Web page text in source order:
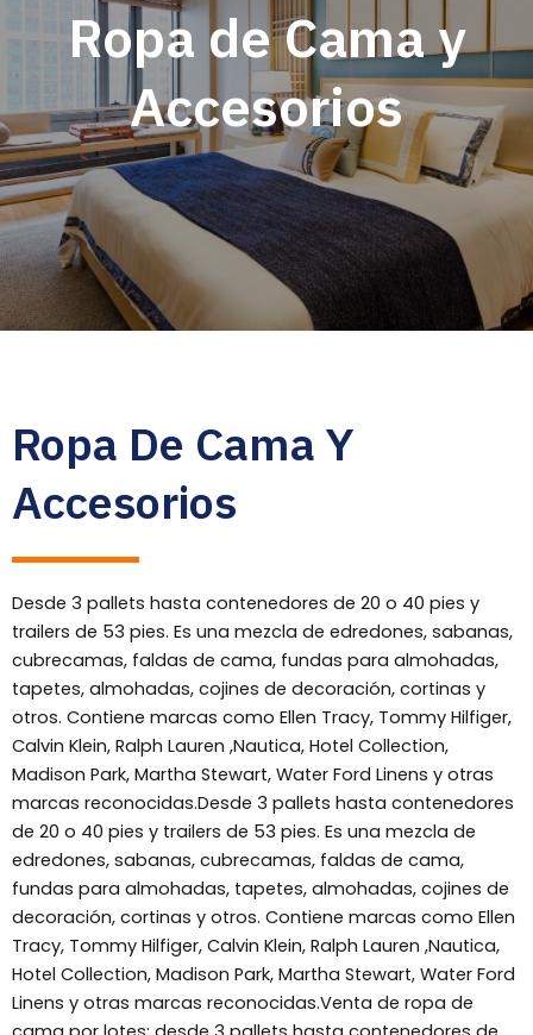
Ropa de Cama y
Accesorios
Ropa De Cama Y
Accesorios
Desde 3 pallets hasta contenedores de 20 o 40 pies y
trailers de 53 pies. Es una mezcla de edredones, sabanas,
cubrecamas, faldas de cama, fundas para almohadas,
tapetes, almohadas, cojines de decoración, cortinas y
otros. Contiene marcas como Ellen Tracy, Tommy Hilfiger,
Calvin Klein, Ralph Lauren ,Nautica, Hotel Collection,
Madison Park, Martha Stewart, Water Ford Linens y otras
marcas reconocidas.Desde 3 pallets hasta contenedores
de 20 o 40 pies y trailers de 53 pies. Es una mezcla de
edredones, sabanas, cubrecamas, faldas de cama,
fundas para almohadas, tapetes, almohadas, cojines de
decoración, cortinas y otros. Contiene marcas como Ellen
Tracy, Tommy Hilfiger, Calvin Klein, Ralph Lauren ,Nautica,
Hotel Collection, Madison Park, Martha Stewart, Water Ford
Linens y otras marcas reconocidas.Venta de ropa de